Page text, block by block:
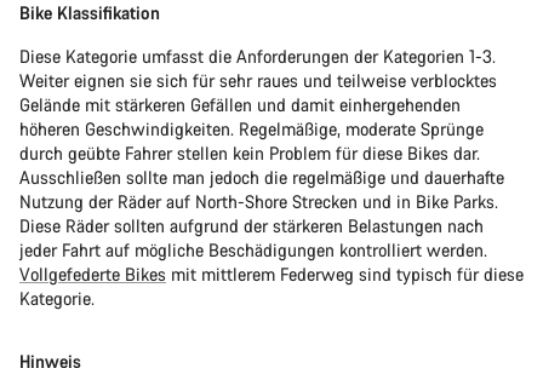
Bike Klassifikation
Diese Kategorie umfasst die Anforderungen der Kategorien 1-3.
Weiter eignen sie sich für sehr raues und teilweise verblocktes
Gelände mit stärkeren Gefällen und damit einhergehenden
höheren Geschwindigkeiten. Regelmäßige, moderate Sprünge
durch geübte Fahrer stellen kein Problem für diese Bikes dar.
Ausschließen sollte man jedoch die regelmäßige und dauerhafte
Nutzung der Räder auf North-Shore Strecken und in Bike Parks.
Diese Räder sollten aufgrund der stärkeren Belastungen nach
jeder Fahrt auf mögliche Beschädigungen kontrolliert werden.
Vollgefederte Bikes mit mittlerem Federweg sind typisch für diese
Kategorie.
Hinweis